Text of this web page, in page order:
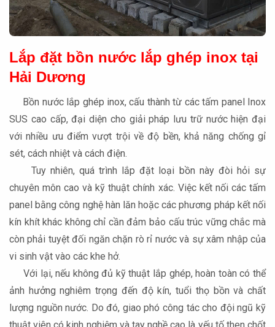
Lắp đặt bồn nước lắp ghép inox tại
Hải Dương
Bồn nước lắp ghép inox, cấu thành từ các tấm panel Inox
SUS cao cấp, đại diện cho giải pháp lưu trữ nước hiện đại
với nhiều ưu điểm vượt trội về độ bền, khả năng chống gỉ
sét, cách nhiệt và cách điện.
Tuy nhiên, quá trình lắp đặt loại bồn này đòi hỏi sự
chuyên môn cao và kỹ thuật chính xác. Việc kết nối các tấm
panel bằng công nghệ hàn lăn hoặc các phương pháp kết nối
kín khít khác không chỉ cần đảm bảo cấu trúc vững chắc mà
còn phải tuyệt đối ngăn chặn rò rỉ nước và sự xâm nhập của
vi sinh vật vào các khe hở.
Với lại, nếu không đủ kỹ thuật lắp ghép, hoàn toàn có thể
ảnh hưởng nghiêm trọng đến độ kín, tuổi thọ bồn và chất
lượng nguồn nước. Do đó, giao phó công tác cho đội ngũ kỹ